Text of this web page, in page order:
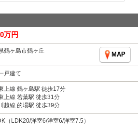
万円
鶴ヶ島市鶴ヶ丘
MAP
戸建て
上線 鶴ヶ島駅 徒歩17分
上線 若葉駅 徒歩31分
越線 的場駅 徒歩39分
（LDK20/洋室6/洋室6/洋室7.5）